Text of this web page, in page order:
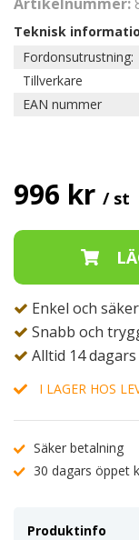
Teknisk
Fordonsutrustning:
Tillverkare
EAN nummer
996 kr / st
Enkel och
Snabb och
Alltid 14
I LAGER HOS
Säker betalning
30 dagars öppet
Produktinfo